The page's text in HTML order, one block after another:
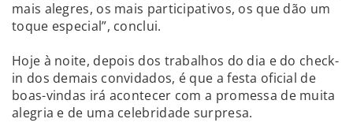
mais alegres, os mais participativos, os que dão um
toque especial”, conclui.
Hoje à noite, depois dos trabalhos do dia e do check-
in dos demais convidados, é que a festa oficial de
boas-vindas irá acontecer com a promessa de muita
alegria e de uma celebridade surpresa.